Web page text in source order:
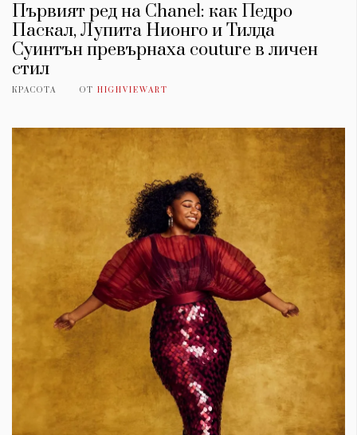
Първият ред на Chanel: как Педро
Паскал, Лупита Нионго и Тилда
Суинтън превърнаха couture в личен
стил
КРАСОТА ОТ HIGHVIEWART